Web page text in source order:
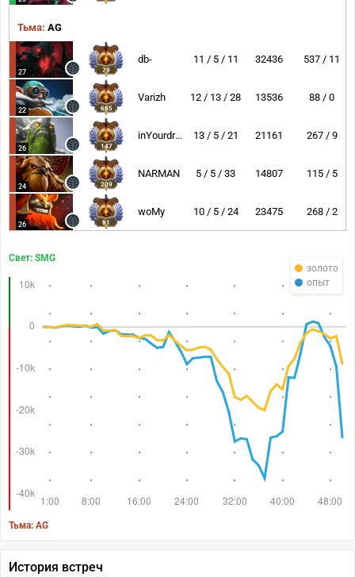
Тьма: AG
27 79
db- 11 / 5 / 11 32436 537 / 11
22 685
Varizh 12 / 13 / 28 13536 88 / 0
26 147
inYourdreaM 13 / 5 / 21 21161 267 / 9
24 209
NARMAN 5 / 5 / 33 14807 115 / 5
26 81
woMy 10 / 5 / 24 23475 268 / 2
золото
опыт
Свет: SMG
Тьма: AG
История встреч